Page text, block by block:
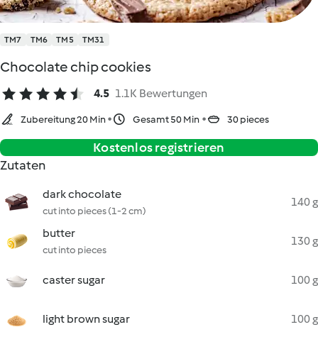
TM7 TM6 TM5 TM31
Chocolate chip cookies
4.5 1.1K Bewertungen
Zubereitung 20 Min Gesamt 50 Min 30 pieces
Kostenlos registrieren
Zutaten
dark chocolate
cut into pieces (1-2 cm)
140 g
butter
cut into pieces
130 g
caster sugar 100 g
light brown sugar 100 g